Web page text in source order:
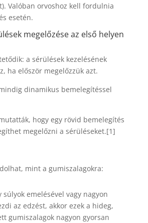
Valóban orvoshoz kell fordulnia
esetén.
megelőzése az első helyen
a sérülések kezelésének
ha először megelőzzük azt.
dinamikus bemelegítéssel
hogy egy rövid bemelegítés
megelőzni a sérüléseket.[1]
mint a gumiszalagokra:
súlyok emelésével vagy nagyon
az edzést, akkor ezek a hideg,
gumiszalagok nagyon gyorsan